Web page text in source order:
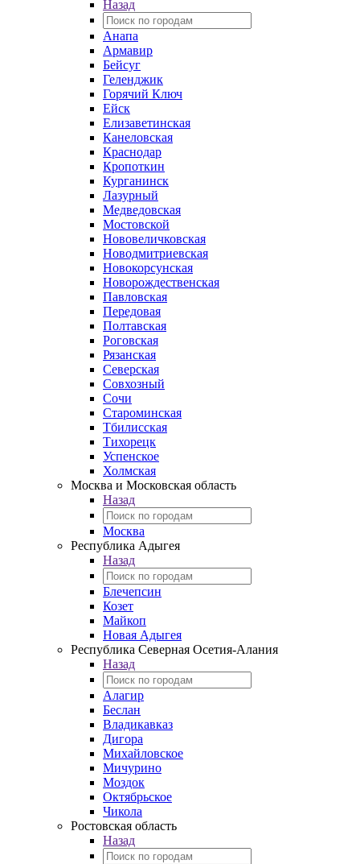
Назад
Анапа
Армавир
Бейсуг
Геленджик
Горячий Ключ
Ейск
Елизаветинская
Канеловская
Краснодар
Кропоткин
Курганинск
Лазурный
Медведовская
Мостовской
Нововеличковская
Новодмитриевская
Новокорсунская
Новорождественская
Павловская
Передовая
Полтавская
Роговская
Рязанская
Северская
Совхозный
Сочи
Староминская
Тбилисская
Тихорецк
Успенское
Холмская
Москва и Московская область
Назад
Москва
Республика Адыгея
Назад
Блечепсин
Козет
Майкоп
Новая Адыгея
Республика Северная Осетия-Алания
Назад
Алагир
Беслан
Владикавказ
Дигора
Михайловское
Мичурино
Моздок
Октябрьское
Чикола
Ростовская область
Назад